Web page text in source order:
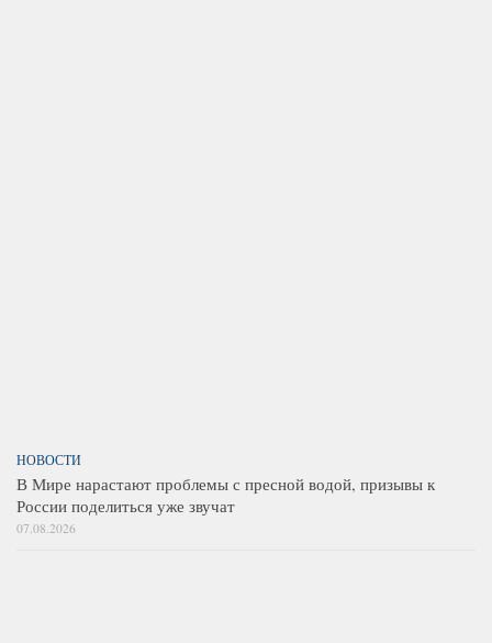
НОВОСТИ
В Мире нарастают проблемы с пресной водой, призывы к
России поделиться уже звучат
07.08.2026